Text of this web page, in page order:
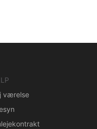
værelse